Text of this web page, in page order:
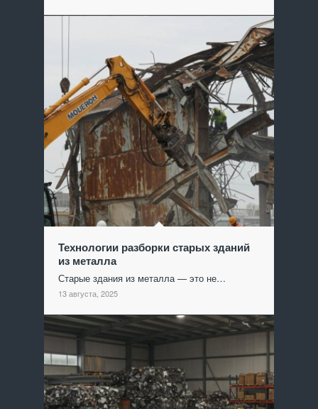
Технологии разборки старых зданий
из металла
Старые здания из металла — это не…
13 августа, 2025